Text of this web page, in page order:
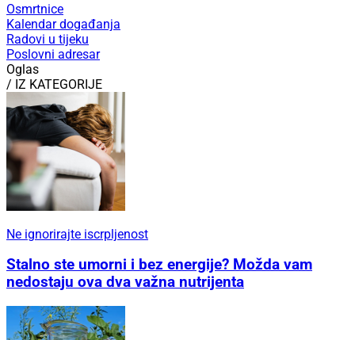
Osmrtnice
Kalendar događanja
Radovi u tijeku
Poslovni adresar
Oglas
/ IZ KATEGORIJE
Ne ignorirajte iscrpljenost
Stalno ste umorni i bez energije? Možda vam
nedostaju ova dva važna nutrijenta